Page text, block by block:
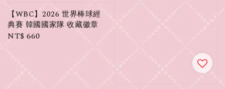
【WBC】2026 世界棒球經
典賽 韓國國家隊 收藏徽章
Regular
NT$ 660